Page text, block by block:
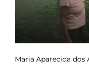
Maria Aparecida dos